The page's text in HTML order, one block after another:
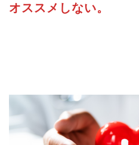
オススメしない。